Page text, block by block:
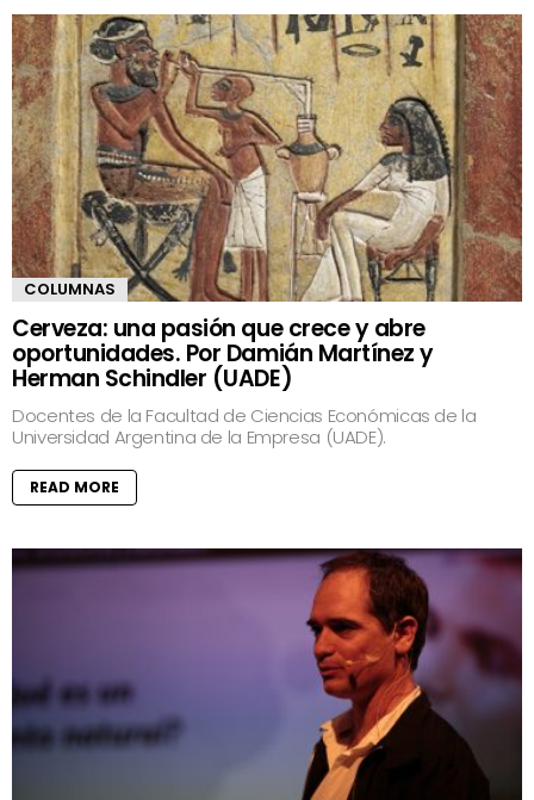
COLUMNAS
Cerveza: una pasión que crece y abre
oportunidades. Por Damián Martínez y
Herman Schindler (UADE)
Docentes de la Facultad de Ciencias Económicas de la
Universidad Argentina de la Empresa (UADE).
READ MORE